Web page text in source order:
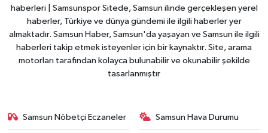
haberleri | Samsunspor Sitede, Samsun ilinde gerçekleşen yerel
haberler, Türkiye ve dünya gündemi ile ilgili haberler yer
almaktadır. Samsun Haber, Samsun'da yaşayan ve Samsun ile ilgili
haberleri takip etmek isteyenler için bir kaynaktır. Site, arama
motorları tarafından kolayca bulunabilir ve okunabilir şekilde
tasarlanmıştır
Samsun Nöbetçi Eczaneler Samsun Hava Durumu